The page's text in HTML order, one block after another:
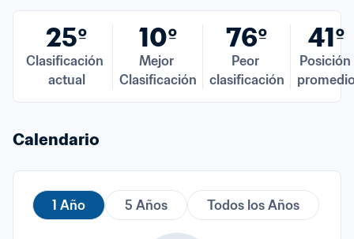
25º
Clasificación
actual
10º
Mejor
Clasificación
76º
Peor
clasificación
41º
Posición
Calendario
1 Año 5 Años Todos los Años